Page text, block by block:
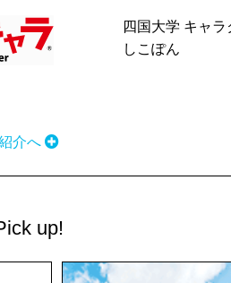
四国大学 キャラ
しこぽん
介へ
up!